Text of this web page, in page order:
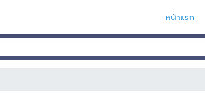
หน้าแรก